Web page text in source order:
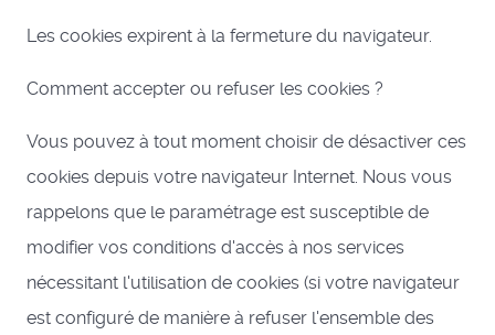
Les cookies expirent à la fermeture du navigateur.
Comment accepter ou refuser les cookies ?
Vous pouvez à tout moment choisir de désactiver ces
cookies depuis votre navigateur Internet. Nous vous
rappelons que le paramétrage est susceptible de
modifier vos conditions d'accès à nos services
nécessitant l'utilisation de cookies (si votre navigateur
est configuré de manière à refuser l'ensemble des